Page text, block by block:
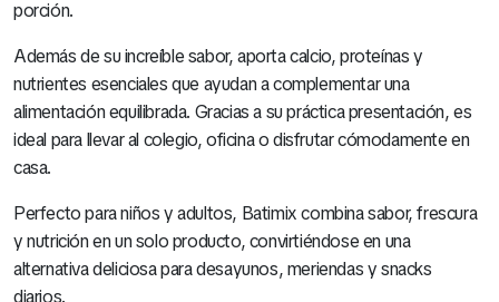
porción.
Además de su increíble sabor, aporta calcio, proteínas y
nutrientes esenciales que ayudan a complementar una
alimentación equilibrada. Gracias a su práctica presentación, es
ideal para llevar al colegio, oficina o disfrutar cómodamente en
casa.
Perfecto para niños y adultos, Batimix combina sabor, frescura
y nutrición en un solo producto, convirtiéndose en una
alternativa deliciosa para desayunos, meriendas y snacks